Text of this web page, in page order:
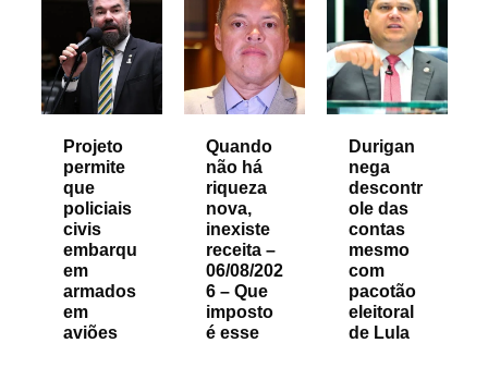
Projeto
permite
que
policiais
civis
embarqu
em
armados
em
aviões
Quando
não há
riqueza
nova,
inexiste
receita –
06/08/202
6 – Que
imposto
é esse
Durigan
nega
descontr
ole das
contas
mesmo
com
pacotão
eleitoral
de Lula